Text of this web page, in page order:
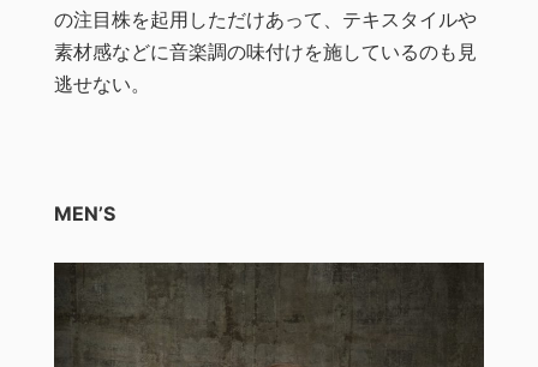
の注目株を起用しただけあって、テキスタイルや
素材感などに音楽調の味付けを施しているのも見
逃せない。
MEN’S